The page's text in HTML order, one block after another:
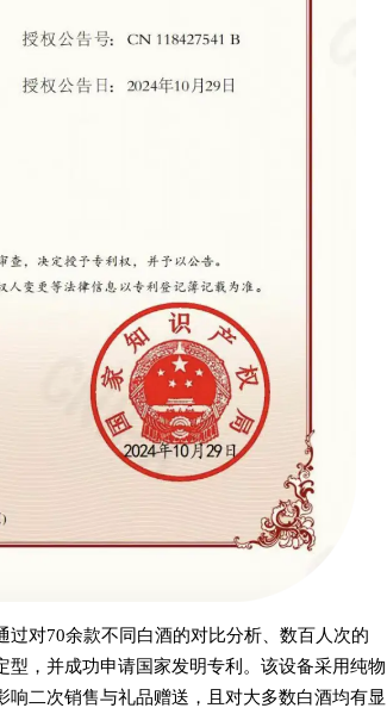
对70余款不同白酒的对比分析、数百人次的
，并成功申请国家发明专利。该设备采用纯物
二次销售与礼品赠送，且对大多数白酒均有显